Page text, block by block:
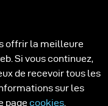
offrir la meilleure
Si vous continuez,
de recevoir tous les
sur les
page cookies